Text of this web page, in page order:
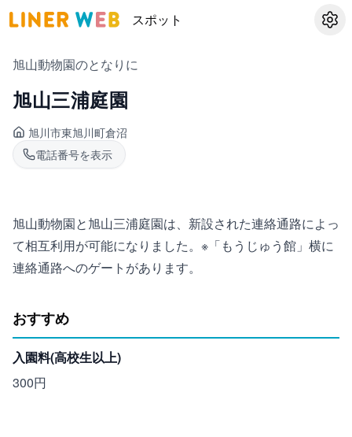
スポット 設定
旭山動物園のとなりに
旭山三浦庭園
旭川市東旭川町倉沼
電話番号を表示
旭山動物園と旭山三浦庭園は、新設された連絡通路によっ
て相互利用が可能になりました。※「もうじゅう館」横に
連絡通路へのゲートがあります。
おすすめ
入園料(高校生以上)
300円